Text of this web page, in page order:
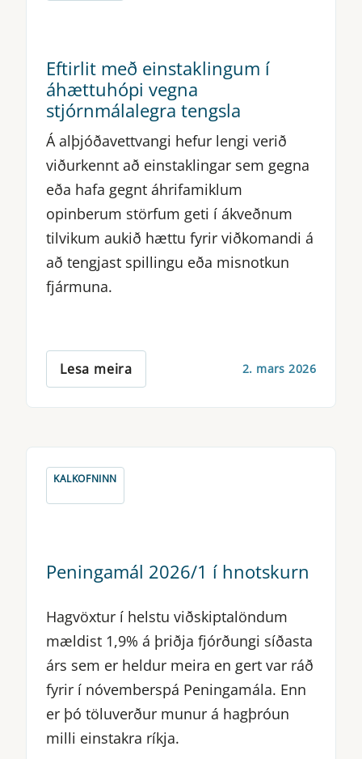
Eftirlit með einstaklingum í
áhættuhópi vegna
stjórnmálalegra tengsla
Á alþjóðavettvangi hefur lengi verið
viðurkennt að einstaklingar sem gegna
eða hafa gegnt áhrifamiklum
opinberum störfum geti í ákveðnum
tilvikum aukið hættu fyrir viðkomandi á
að tengjast spillingu eða misnotkun
fjármuna.
Lesa meira 2. mars 2026
KALKOFNINN
Peningamál 2026/1 í hnotskurn
Hagvöxtur í helstu viðskiptalöndum
mældist 1,9% á þriðja fjórðungi síðasta
árs sem er heldur meira en gert var ráð
fyrir í nóvemberspá Peningamála. Enn
er þó töluverður munur á hagþróun
milli einstakra ríkja.